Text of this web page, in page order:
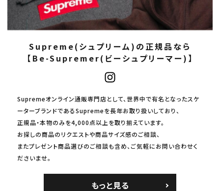
Supreme(シュプリーム)の正規品なら
【Be-Supremer(ビーシュプリーマー)】
Supremeオンライン通販専門店として、世界中で有名となったスケ
ーターブランドであるSupremeを長年お取り扱いしており、
正規品・本物のみを4,000点以上を取り揃えています。
お探しの商品のリクエストや商品サイズ感のご相談、
またプレゼント商品選びのご相談も含め、ご気軽にお問い合わせく
ださいませ。
もっと見る